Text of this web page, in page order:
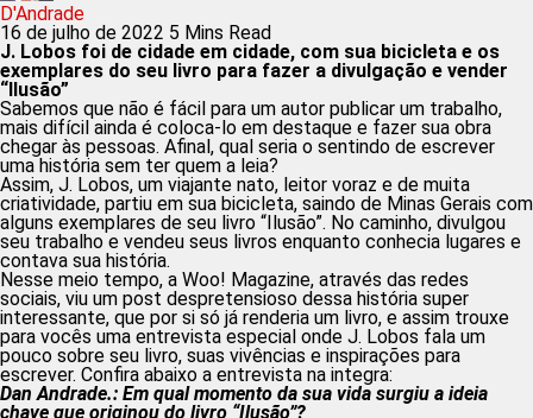
D'Andrade
16 de julho de 2022 5 Mins Read
J. Lobos foi de cidade em cidade, com sua bicicleta e os
exemplares do seu livro para fazer a divulgação e vender
“Ilusão”
Sabemos que não é fácil para um autor publicar um trabalho,
mais difícil ainda é coloca-lo em destaque e fazer sua obra
chegar às pessoas. Afinal, qual seria o sentindo de escrever
uma história sem ter quem a leia?
Assim, J. Lobos, um viajante nato, leitor voraz e de muita
criatividade, partiu em sua bicicleta, saindo de Minas Gerais com
alguns exemplares de seu livro “Ilusão”. No caminho, divulgou
seu trabalho e vendeu seus livros enquanto conhecia lugares e
contava sua história.
Nesse meio tempo, a Woo! Magazine, através das redes
sociais, viu um post despretensioso dessa história super
interessante, que por si só já renderia um livro, e assim trouxe
para vocês uma entrevista especial onde J. Lobos fala um
pouco sobre seu livro, suas vivências e inspirações para
escrever. Confira abaixo a entrevista na integra:
Dan Andrade.: Em qual momento da sua vida surgiu a ideia
chave que originou do livro “Ilusão”?